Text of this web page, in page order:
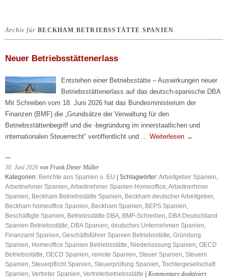
Archiv fürBECKHAM BETRIEBSSTÄTTE SPANIEN
Neuer Betriebsstättenerlass
Entstehen einer Betriebsstätte – Auswirkungen neuer
Betriebsstättenerlass auf das deutsch-spanische DBA
Mit Schreiben vom 18. Juni 2026 hat das Bundesministerium der
Finanzen (BMF) die „Grundsätze der Verwaltung für den
Betriebsstättenbegriff und die -begründung im innerstaatlichen und
internationalen Steuerrecht“ veröffentlicht und … Weiterlesen →
30. Juni 2026 von Frank Dieter Müller
Kategorien: Berichte aus Spanien u. EU | Schlagwörter:Arbeitgeber Spanien,
Arbeitnehmer Spanien,Arbeitnehmer Spanien Homeoffice,Arbeitnerhmer
Spanien, Beckham Betriebsstätte Spanien, Beckham deutscher Arbeitgeber,
Beckham homeoffice Spanien, Beckham Spanien, BEPS Spanien,
Beschäftigte Spanien, Betriebsstätte DBA, BMF-Schreiben, DBA Deutschland
Spanien Betriebsstätte, DBA Spanien, deutsches Unternehmen Spanien,
Finanzamt Spanien, Geschäftsführer Spanien Betriebsstätte, Gründung
Spanien, Homeoffice Spanien Betriebsstätte, Niederlassung Spanien, OECD
Betriebsstätte, OECD Spanien, remote Spanien, Steuer Spanien, Steuern
Spanien, Steuerpflicht Spanien, Steuerprüfung Spanien, Tochtergesellschaft
Spanien, Vertreter Spanien, Vertreterbetriebsstätte Kommentare deaktiviertfür